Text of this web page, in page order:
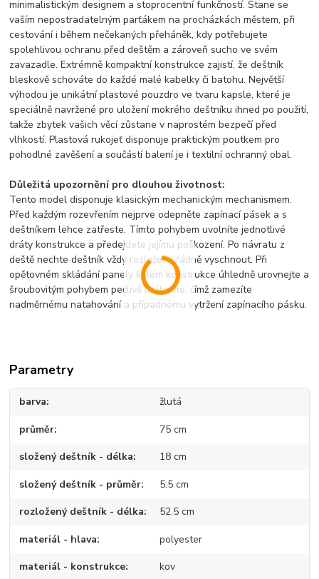
minimalistickým designem a stoprocentní funkčností. Stane se
vaším nepostradatelným parťákem na procházkách městem, při
cestování i během nečekaných přeháněk, kdy potřebujete
spolehlivou ochranu před deštěm a zároveň sucho ve svém
zavazadle. Extrémně kompaktní konstrukce zajistí, že deštník
bleskově schováte do každé malé kabelky či batohu. Největší
výhodou je unikátní plastové pouzdro ve tvaru kapsle, které je
speciálně navržené pro uložení mokrého deštníku ihned po použití,
takže zbytek vašich věcí zůstane v naprostém bezpečí před
vlhkostí. Plastová rukojeť disponuje praktickým poutkem pro
pohodlné zavěšení a součástí balení je i textilní ochranný obal.
Důležitá upozornění pro dlouhou životnost:
Tento model disponuje klasickým mechanickým mechanismem.
Před každým rozevřením nejprve odepněte zapínací pásek a s
deštníkem lehce zatřeste. Tímto pohybem uvolníte jednotlivé
dráty konstrukce a předejdete jejímu poškození. Po návratu z
deště nechte deštník vždy rozložený řádně vyschnout. Při
opětovném skládání panely kolem konstrukce úhledně urovnejte a
šroubovitým pohybem pečlivě utáhněte, čímž zamezíte
nadměrnému natahování a případnému vytržení zapínacího pásku.
Parametry
barva žlutá
průměr 75 cm
složený deštník - délka 18 cm
složený deštník - průměr 5.5 cm
rozložený deštník - délka 52.5 cm
materiál - hlava polyester
materiál - konstrukce kov